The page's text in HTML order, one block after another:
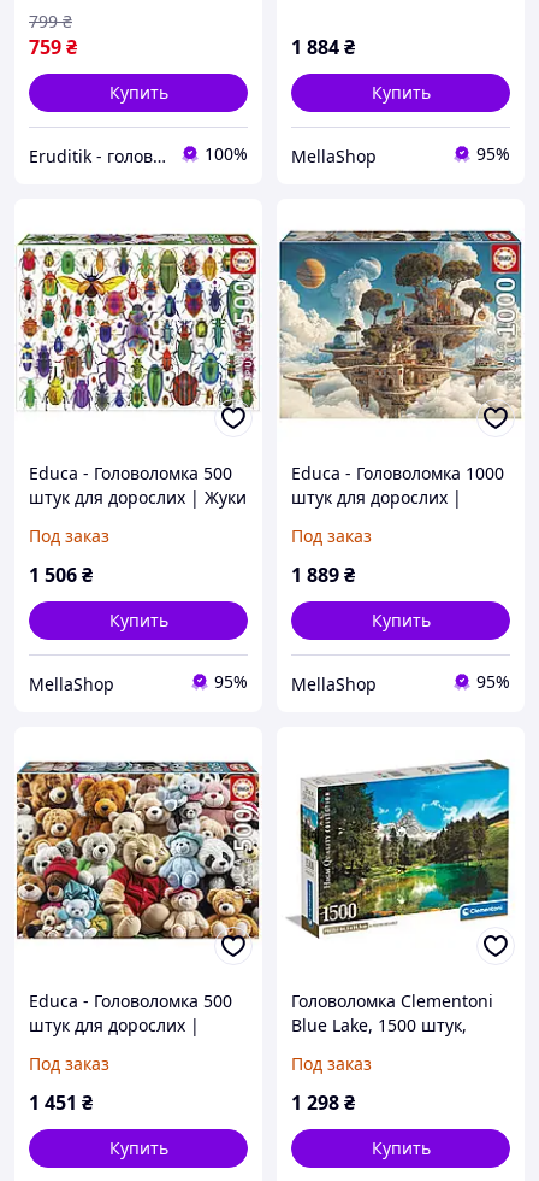
759₴
799 ₴
Купить
Eruditik - головоломки та іграшки 100%
1 884₴
Купить
MellaShop 95%
Educa - Головоломка 500
штук для дорослих | Жуки
головоломки, розміри: 48
х 34 см. Від 11 років
Под заказ
1 506₴
Купить
MellaShop 95%
Educa - Головоломка 1000
штук для дорослих |
включаючи клей для
головоломки, розміри: 68
Под заказ
1 889₴
Купить
MellaShop 95%
Educa - Головоломка 500
штук для дорослих |
клеєм для фіксації
головоломки, розміри: 48
Под заказ
1 451 ₴
Купить
Головоломка Clementoni
Blue Lake, 1500 штук,
головоломка для
дорослих 14-99 років,
жінок,
Под заказ
1 298₴
Купить